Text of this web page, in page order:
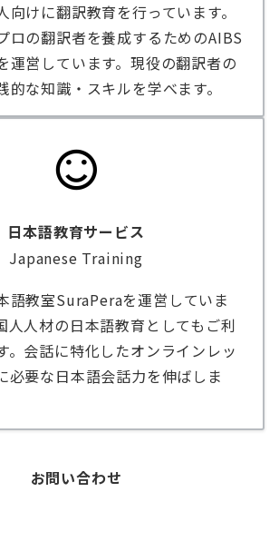
向けに翻訳教育を行っています。
ロの翻訳者を養成するためのAIBS
運営しています。現役の翻訳者の
的な知識・スキルを学べます。
日本語教育サービス
Japanese Training
語教室SuraPeraを運営していま
人人材の日本語教育としてもご利
。会話に特化したオンラインレッ
必要な日本語会話力を伸ばしま
お問い合わせ